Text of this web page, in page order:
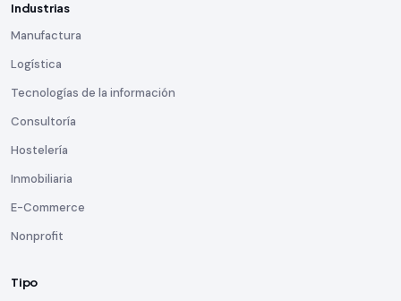
Industrias
Manufactura
Logística
Tecnologías de la información
Consultoría
Hostelería
Inmobiliaria
E-Commerce
Nonprofit
Tipo